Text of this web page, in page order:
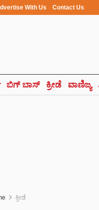
With Us Contact Us
ಬಿಗ್ ಬಾಸ್ ಕ್ರೀಡೆ ವಾಣಿಜ್ಯ
ಕ್ರೀಡೆ